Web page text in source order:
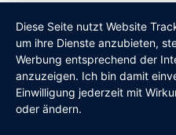
© 2026
Diese Seite nutzt Website
um ihre Dienste anzubieten,
Werbung entsprechend der
anzuzeigen. Ich bin damit
Einwilligung jederzeit mit
oder ändern.